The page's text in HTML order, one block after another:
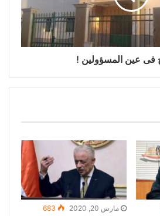
فى عين المسؤولين !
مارس 20, 2020 683